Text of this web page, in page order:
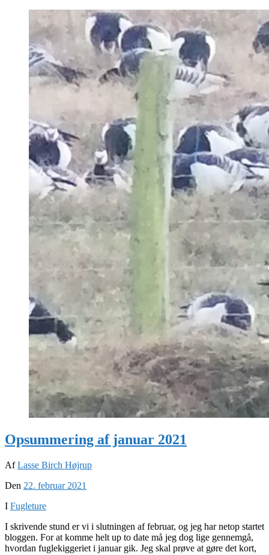
Opsummering af januar 2021
AfLasse Birch Højrup
Den 22. februar 2021
I Fugleture
I skrivende stund er vi i slutningen af februar, og jeg har netop startet
bloggen. For at komme helt up to date må jeg dog lige gennemgå,
hvordan fuglekiggeriet i januar gik. Jeg skal prøve at gøre det kort,